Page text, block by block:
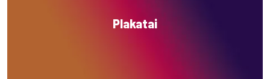
Plakatai